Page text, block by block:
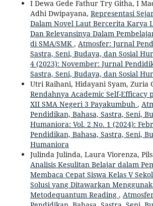
I Dewa Gede Fathur Try Githa, I
Adhi Dwipayana, Representasi
Dalam Novel Laut Bercerita Karya
Dan Relevansinya Dalam
di SMA/SMK , Atmosfer: Jurnal
Sastra, Seni, Budaya, dan Sosial
4 (2023): November: Jurnal
Sastra, Seni, Budaya, dan Sosial
Utri Raihani, Hidayani Syam, Zuria
Rendahnya Academic Self-Efficacy
XII SMA Negeri 3 Payakumbuh ,
Pendidikan, Bahasa, Sastra, Seni,
Humaniora: Vol. 2 No. 1 (2024):
Pendidikan, Bahasa, Sastra, Seni,
Humaniora
Julinda Julinda, Laura Viorenza,
Analisis Kesulitan Belajar dalam
Membaca Cepat Siswa Kelas V
Solusi yang Ditawarkan
Metodequantum Reading ,